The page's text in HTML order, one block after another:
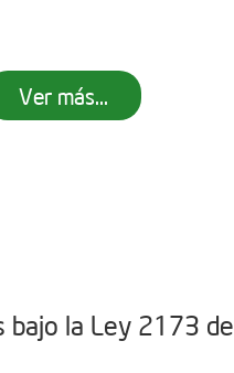
Ver más...
bajo la Ley 2173